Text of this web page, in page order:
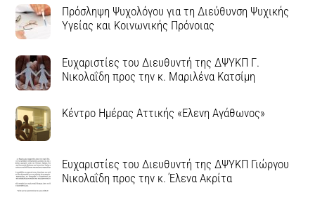
Πρόσληψη Ψυχολόγου για τη Διεύθυνση Ψυχικής
Υγείας και Κοινωνικής Πρόνοιας
Ευχαριστίες του Διευθυντή της ΔΨΥΚΠ Γ.
Νικολαΐδη προς την κ. Μαριλένα Κατσίμη
Κέντρο Ημέρας Αττικής «Ελενη Αγάθωνος»
Ευχαριστίες του Διευθυντή της ΔΨΥΚΠ Γιώργου
Νικολαΐδη προς την κ. Έλενα Ακρίτα